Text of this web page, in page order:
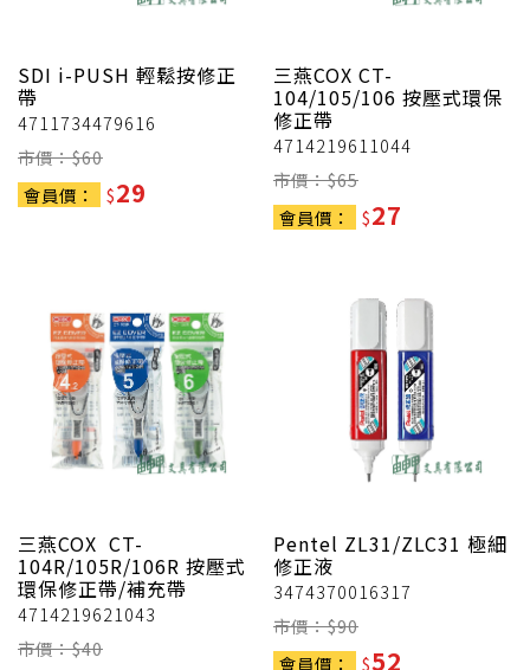
SDI i-PUSH 輕鬆按修正
帶
4711734479616
市價：$60
會員價：
$29
三燕COX CT-
104/105/106 按壓式環保
修正帶
4714219611044
市價：$65
會員價：
$27
三燕COX CT-
104R/105R/106R 按壓式
環保修正帶/補充帶
4714219621043
市價：$40
Pentel ZL31/ZLC31 極細
修正液
3474370016317
市價：$90
會員價：
$52